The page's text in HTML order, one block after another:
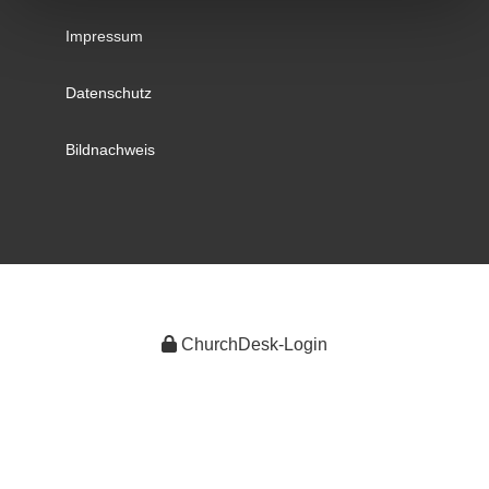
Impressum
Datenschutz
Bildnachweis
ChurchDesk-Login